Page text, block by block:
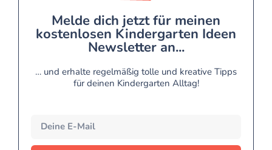
Melde dich jetzt für meinen
kostenlosen Kindergarten Ideen
Newsletter an...
… und erhalte regelmäßig tolle und kreative Tipps
für deinen Kindergarten Alltag!